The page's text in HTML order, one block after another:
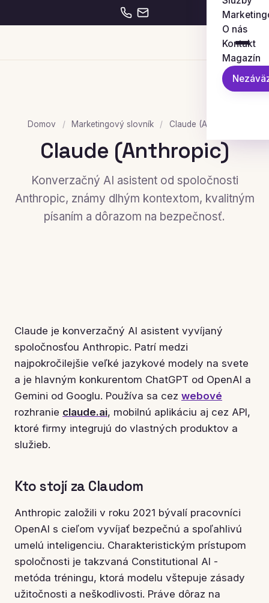
O nás
Kontakt
Magazín
Domov / Marketingový slovník / Claude (Anthropic)
Claude (Anthropic)
Konverzačný AI asistent od spoločnosti
Anthropic, známy dlhým kontextom, kvalitným
písaním a dôrazom na bezpečnosť.
Claude je konverzačný AI asistent vyvíjaný
spoločnosťou Anthropic. Patrí medzi
najpokročilejšie veľké jazykové modely na svete
a je hlavným konkurentom ChatGPT od OpenAI a
Gemini od Googlu. Používa sa cez webové
rozhranie claude.ai, mobilnú aplikáciu aj cez API,
ktoré firmy integrujú do vlastných produktov a
služieb.
Kto stojí za Claudom
Anthropic založili v roku 2021 bývalí pracovníci
OpenAI s cieľom vyvíjať bezpečnú a spoľahlivú
umelú inteligenciu. Charakteristickým prístupom
spoločnosti je takzvaná Constitutional AI -
metóda tréningu, ktorá modelu vštepuje zásady
užitočnosti a neškodlivosti. Práve dôraz na